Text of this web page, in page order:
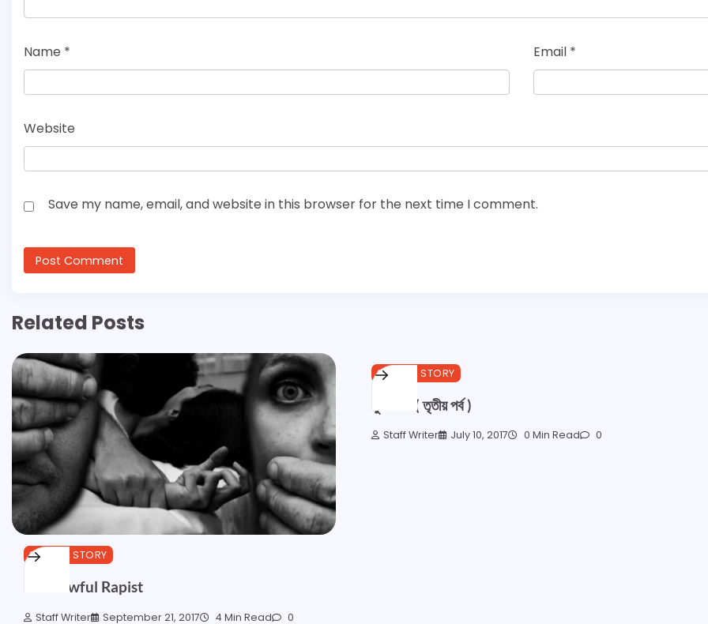
Name * Email *
Website
Save my name, email, and website in this browser for the next time I comment.
Related Posts
SPECIAL STORY
The Lawful Rapist
Staff Writer September 21, 2017 4 Min Read 0
SPECIAL STORY
সুবর্ণলতা ( তৃতীয় পর্ব )
Staff Writer July 10, 2017 0 Min Read 0